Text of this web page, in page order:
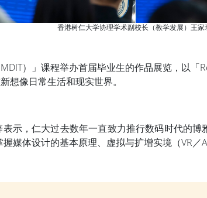
香港树仁大学协理学术副校长（教学发展）王家
）」课程举办首届毕业生的作品展览，以
想像日常生活和现实世界。
示，仁大过去数年一直致力推行数码时代的
媒体设计的基本原理、虚拟与扩增实境（VR